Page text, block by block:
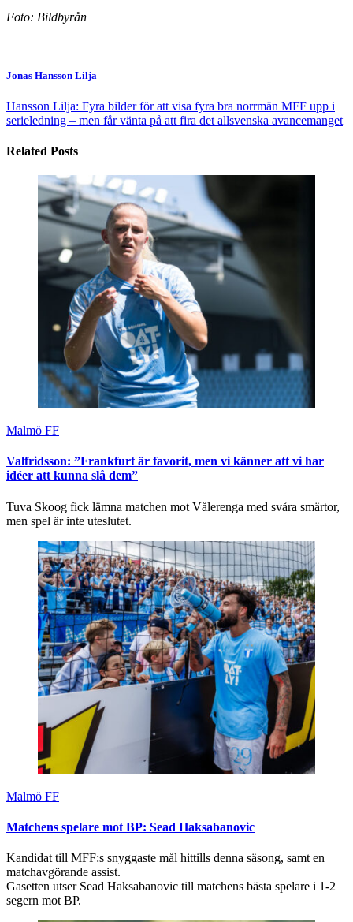
Foto: Bildbyrån
Jonas Hansson Lilja
Hansson Lilja: Fyra bilder för att visa fyra bra norrmän MFF upp i
serieledning – men får vänta på att fira det allsvenska avancemanget
Related Posts
Malmö FF
Valfridsson: ”Frankfurt är favorit, men vi känner att vi har
idéer att kunna slå dem”
Tuva Skoog fick lämna matchen mot Vålerenga med svåra smärtor,
men spel är inte uteslutet.
Malmö FF
Matchens spelare mot BP: Sead Haksabanovic
Kandidat till MFF:s snyggaste mål hittills denna säsong, samt en
matchavgörande assist.
Gasetten utser Sead Haksabanovic till matchens bästa spelare i 1-2
segern mot BP.